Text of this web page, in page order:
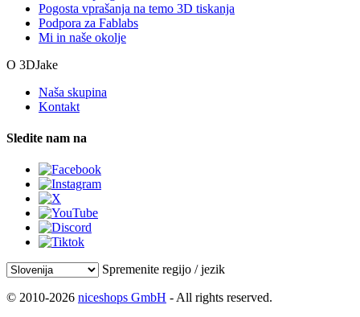
Pogosta vprašanja na temo 3D tiskanja
Podpora za Fablabs
Mi in naše okolje
O 3DJake
Naša skupina
Kontakt
Sledite nam na
Spremenite regijo / jezik
© 2010-2026 niceshops GmbH - All rights reserved.